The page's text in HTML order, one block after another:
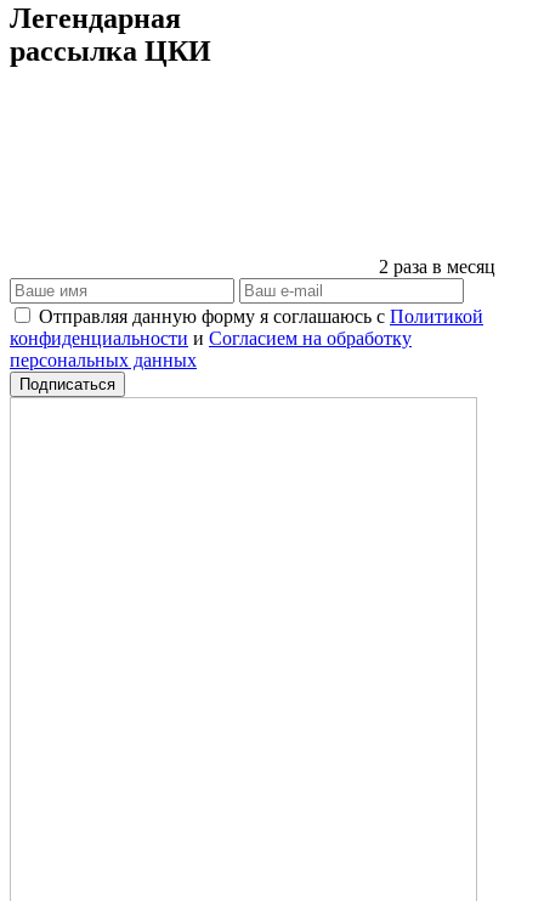
Легендарная
рассылка ЦКИ
2 раза в месяц
Отправляя данную форму я соглашаюсь с Политикой
конфиденциальности и Согласием на обработку
персональных данных
Подписаться